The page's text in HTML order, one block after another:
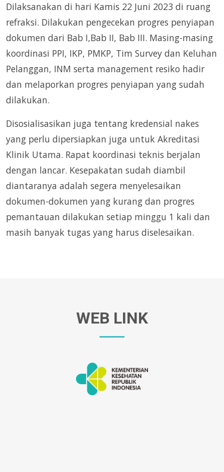
Dilaksanakan di hari Kamis 22 Juni 2023 di ruang
refraksi. Dilakukan pengecekan progres penyiapan
dokumen dari Bab I,Bab II, Bab III. Masing-masing
koordinasi PPI, IKP, PMKP, Tim Survey dan Keluhan
Pelanggan, INM serta management resiko hadir
dan melaporkan progres penyiapan yang sudah
dilakukan.
Disosialisasikan juga tentang kredensial nakes
yang perlu dipersiapkan juga untuk Akreditasi
Klinik Utama. Rapat koordinasi teknis berjalan
dengan lancar. Kesepakatan sudah diambil
diantaranya adalah segera menyelesaikan
dokumen-dokumen yang kurang dan progres
pemantauan dilakukan setiap minggu 1 kali dan
masih banyak tugas yang harus diselesaikan.
WEB LINK